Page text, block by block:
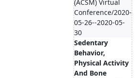
(ACSM) Virtual
Conference/2020-
05-26--2020-05-
30
Sedentary
Behavior,
Physical Activity
And Bone